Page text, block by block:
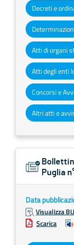
Atti di organi
Concorsi e
Puglia
Data
Visualizza
Scarica